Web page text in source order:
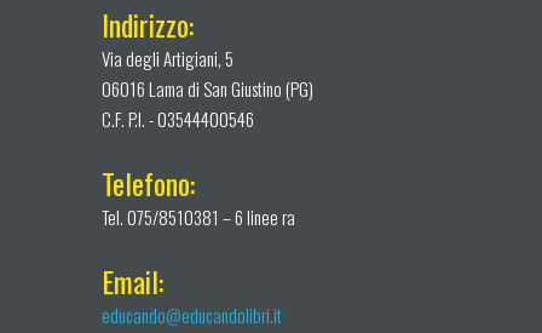
Indirizzo:
Via degli Artigiani, 5
06016 Lama di San Giustino (PG)
C.F. P.I. - 03544400546
Telefono:
Tel. 075/8510381 – 6 linee ra
Email:
educando@educandolibri.it